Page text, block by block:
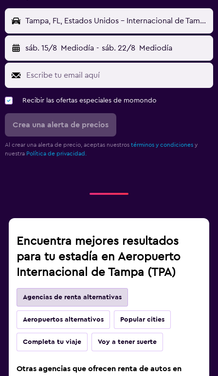
Tampa, FL, Estados Unidos - Internacional de Tampa (TPA)
sáb. 15/8 Mediodía - sáb. 22/8 Mediodía
Recibir las ofertas especiales de momondo
Crea una alerta de precios
Al crear una alerta de precio, aceptas nuestros términos y condiciones y
nuestra Política de privacidad.
Encuentra mejores resultados
para tu estadía en Aeropuerto
Internacional de Tampa (TPA)
Agencias de renta alternativas
Aeropuertos alternativos Popular cities
Completa tu viaje Voy a tener suerte
Otras agencias que ofrecen renta de autos en